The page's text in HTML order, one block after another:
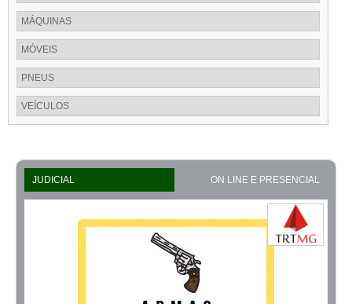
MÁQUINAS
MÓVEIS
PNEUS
VEÍCULOS
JUDICIAL ON LINE E PRESENCIAL